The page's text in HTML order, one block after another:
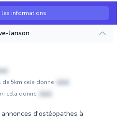
les informations
Janson
5km cela donne
xxxx
cela donne
xxxx
d'ostéopathes à